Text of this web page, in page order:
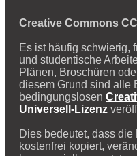
Creative Commons
Es ist häufig schwierig,
und studentische
Plänen, Broschüren
diesem Grund sind alle
bedingungslosen
Universell-Lizenz
Dies bedeutet, dass
kostenfrei kopiert,